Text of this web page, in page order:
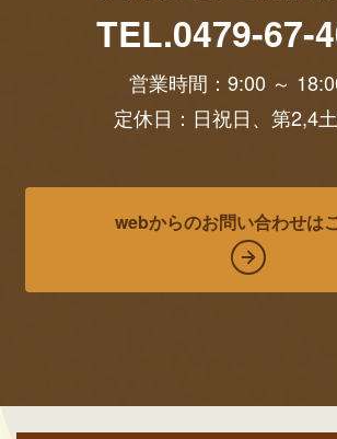
TEL.0479-67-
営業時間：9:00 ～
定休日： 日祝日、第2,4
webからのお問い合わせは